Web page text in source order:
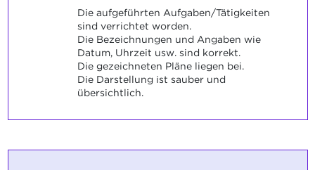
Die aufgeführten Aufgaben/Tätigkeiten
sind verrichtet worden.
Die Bezeichnungen und Angaben wie
Datum, Uhrzeit usw. sind korrekt.
Die gezeichneten Pläne liegen bei.
Die Darstellung ist sauber und
übersichtlich.